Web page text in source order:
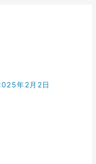
年2月2日